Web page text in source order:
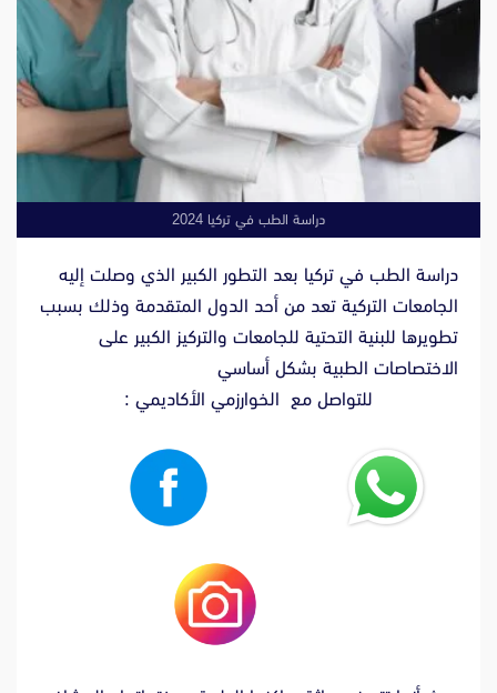
دراسة الطب في تركيا 2024
دراسة الطب في تركيا بعد التطور الكبير الذي وصلت إليه
الجامعات التركية تعد من أحد الدول المتقدمة وذلك بسبب
تطويرها للبنية التحتية للجامعات والتركيز الكبير على
الاختصاصات الطبية بشكل أساسي
للتواصل مع الخوارزمي الأكاديمي :